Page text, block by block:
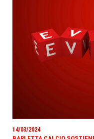
14/03/2024